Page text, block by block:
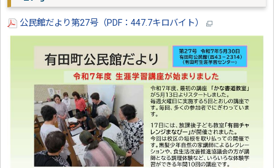
公民館だより第27号（PDF：447.7キロバイト）